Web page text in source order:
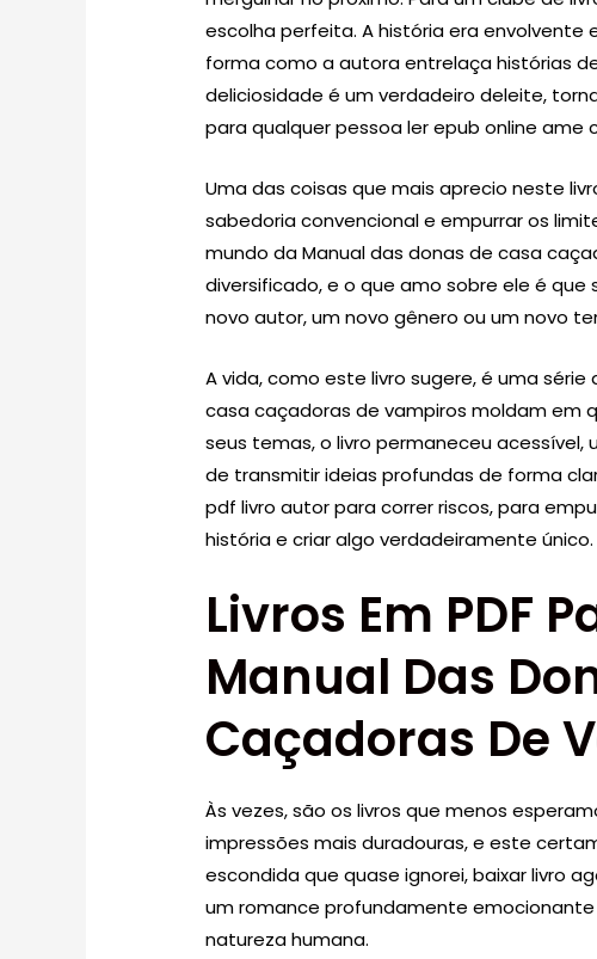
escolha perfeita. A história era envolvente
forma como a autora entrelaça histórias
deliciosidade é um verdadeiro deleite,
para qualquer pessoa ler epub online ame
Uma das coisas que mais aprecio neste
sabedoria convencional e empurrar os
mundo da Manual das donas de casa
diversificado, e o que amo sobre ele é
novo autor, um novo gênero ou um novo
A vida, como este livro sugere, é uma
casa caçadoras de vampiros moldam em
seus temas, o livro permaneceu
de transmitir ideias profundas de forma
pdf livro autor para correr riscos, para
história e criar algo verdadeiramente único.
Livros Em PDF
Manual Das
Caçadoras De
Às vezes, são os livros que menos
impressões mais duradouras, e este
escondida que quase ignorei, baixar livro
um romance profundamente
natureza humana.